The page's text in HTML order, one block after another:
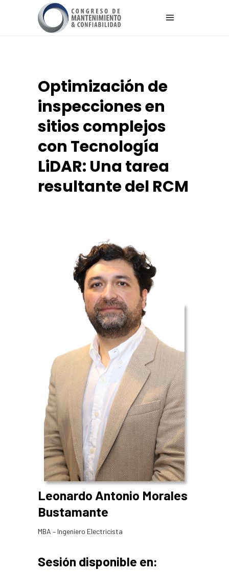
Optimización de
inspecciones en
sitios complejos
con Tecnología
LiDAR: Una tarea
resultante del RCM
Leonardo Antonio Morales
Bustamante
MBA – Ingeniero Electricista
Sesión disponible en: